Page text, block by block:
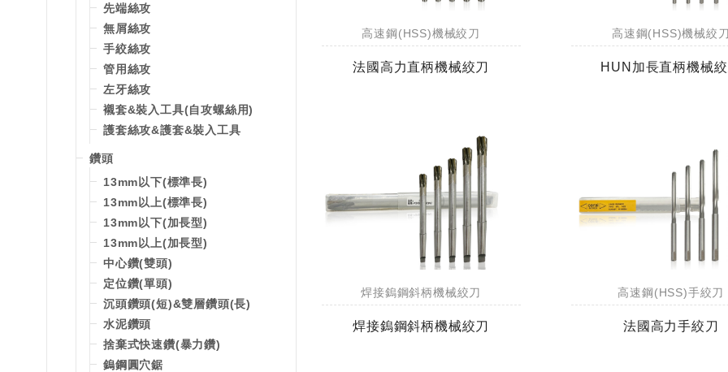
先端絲攻
無屑絲攻
手絞絲攻
管用絲攻
左牙絲攻
襯套&裝入工具(自攻螺絲用)
護套絲攻&護套&裝入工具
鑽頭
13mm以下(標準長)
13mm以上(標準長)
13mm以下(加長型)
13mm以上(加長型)
中心鑽(雙頭)
定位鑽(單頭)
沉頭鑽頭(短)&雙層鑽頭(長)
水泥鑽頭
捨棄式快速鑽(暴力鑽)
鎢鋼圓穴鋸
高速鋼(HSS)機械絞刀
法國高力直柄機械絞刀
高速鋼(HSS)機械絞
HUN加長直柄機械
焊接鎢鋼斜柄機械絞刀
焊接鎢鋼斜柄機械絞刀
高速鋼(HSS)手絞刀
法國高力手絞刀